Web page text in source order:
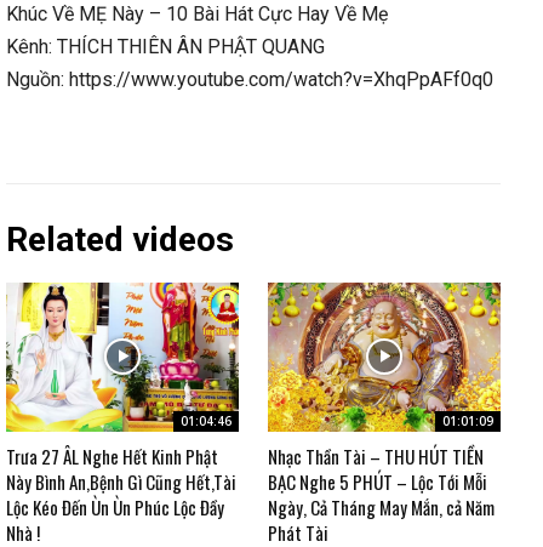
Khúc Về MẸ Này – 10 Bài Hát Cực Hay Về Mẹ
Kênh: THÍCH THIÊN ÂN PHẬT QUANG
Nguồn: https://www.youtube.com/watch?v=XhqPpAFf0q0
Related videos
01:04:46
Trưa 27 ÂL Nghe Hết Kinh Phật
Này Bình An,Bệnh Gì Cũng Hết,Tài
Lộc Kéo Đến Ùn Ùn Phúc Lộc Đầy
Nhà !
01:01:09
Nhạc Thần Tài – THU HÚT TIỀN
BẠC Nghe 5 PHÚT – Lộc Tới Mỗi
Ngày, Cả Tháng May Mắn, cả Năm
Phát Tài